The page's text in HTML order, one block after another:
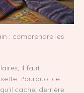
: comprendre les
il faut
Pourquoi ce
cache, derrière